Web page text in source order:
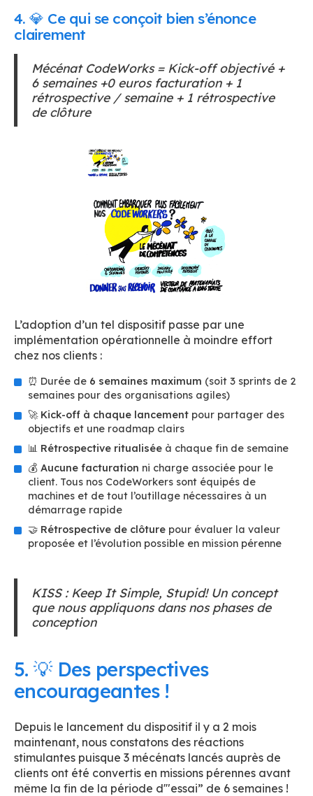
4. 💎 Ce qui se conçoit bien s’énonce
clairement
Mécénat CodeWorks = Kick-off objectivé +
6 semaines +0 euros facturation + 1
rétrospective / semaine + 1 rétrospective
de clôture
L’adoption d’un tel dispositif passe par une
implémentation opérationnelle à moindre effort
chez nos clients :
⏰ Durée de 6 semaines maximum (soit 3 sprints de 2
semaines pour des organisations agiles)
🚀 Kick-off à chaque lancement pour partager des
objectifs et une roadmap clairs
📊 Rétrospective ritualisée à chaque fin de semaine
💰 Aucune facturation ni charge associée pour le
client. Tous nos CodeWorkers sont équipés de
machines et de tout l’outillage nécessaires à un
démarrage rapide
🤝 Rétrospective de clôture pour évaluer la valeur
proposée et l’évolution possible en mission pérenne
KISS : Keep It Simple, Stupid! Un concept
que nous appliquons dans nos phases de
conception
5. 💡 Des perspectives
encourageantes !
Depuis le lancement du dispositif il y a 2 mois
maintenant, nous constatons des réactions
stimulantes puisque 3 mécénats lancés auprès de
clients ont été convertis en missions pérennes avant
même la fin de la période d'"essai” de 6 semaines !